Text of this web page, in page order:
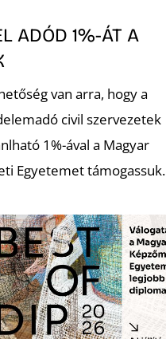
ADÓD 1%-ÁT A
van arra, hogy a
civil szervezetek
1%-ával a Magyar
Egyetemet támogassuk.